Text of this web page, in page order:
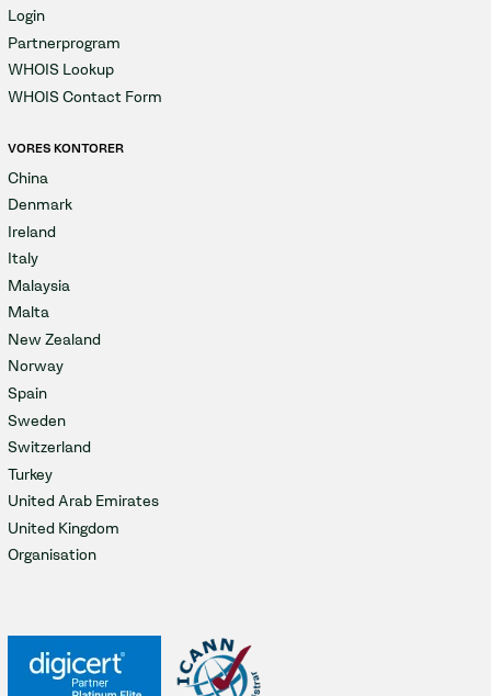
Login
Partnerprogram
WHOIS Lookup
WHOIS Contact Form
VORES KONTORER
China
Denmark
Ireland
Italy
Malaysia
Malta
New Zealand
Norway
Spain
Sweden
Switzerland
Turkey
United Arab Emirates
United Kingdom
Organisation